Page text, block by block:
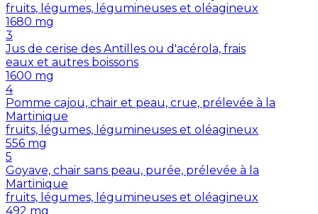
fruits, légumes, légumineuses et oléagineux
1680 mg
3
Jus de cerise des Antilles ou d'acérola, frais
eaux et autres boissons
1600 mg
4
Pomme cajou, chair et peau, crue, prélevée à la
Martinique
fruits, légumes, légumineuses et oléagineux
556 mg
5
Goyave, chair sans peau, purée, prélevée à la
Martinique
fruits, légumes, légumineuses et oléagineux
492 mg